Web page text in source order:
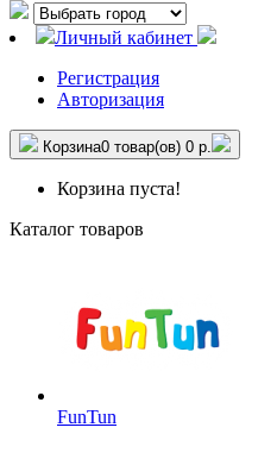
Личный кабинет
Регистрация
Авторизация
Корзина0 товар(ов) 0 р.
Корзина пуста!
Каталог товаров
FunTun